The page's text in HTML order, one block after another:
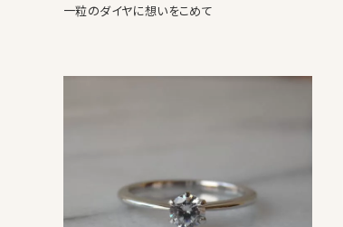
一粒のダイヤに想いをこめて